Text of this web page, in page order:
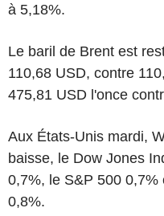
à 5,18%.
Le baril de Brent est
110,68 USD, contre
475,81 USD l'once
Aux États-Unis mardi,
baisse, le Dow Jones
0,7%, le S&P 500
0,8%.